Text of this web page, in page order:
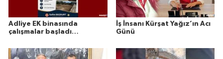
Adliye EK binasında
çalışmalar başladı…
İş İnsanı Kürşat Yağız’ın Acı
Günü